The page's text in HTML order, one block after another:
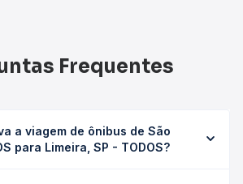
Frequentes
a viagem de ônibus de São
para Limeira, SP - TODOS?